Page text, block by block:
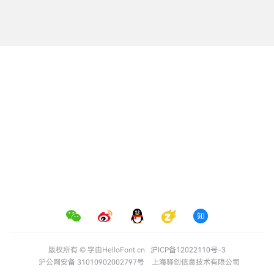
版权所有 © 字由HelloFont.cn
沪ICP备12022110号-3
沪公网安备 31010902002797号
上海驿创信息技术有限公司